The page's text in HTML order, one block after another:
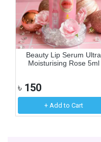
Beauty Lip Serum Ultra
Moisturising Rose 5ml
৳ 150
+ Add to Cart